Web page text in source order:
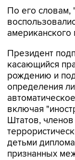
По его словам,
американского
Президент
касающийся
рождению и
определения
включая
Штатов,
детьми
признанных